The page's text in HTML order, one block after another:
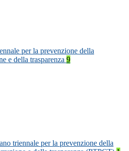
per la prevenzione della
e della trasparenza 9
triennale per la prevenzione della